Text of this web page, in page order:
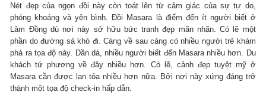
Nét đẹp của ngọn đồi này còn toát lên từ cảm giác của sự tự do,
phóng khoáng và yên bình. Đồi Masara là điểm đến ít người biết ở
Lâm Đồng dù nơi này sở hữu bức tranh đẹp mãn nhãn. Có lẽ một
phần do đường sá khó đi. Càng về sau càng có nhiều người trẻ khám
phá ra tọa độ này. Dần dà, nhiều người biết đến Masara nhiều hơn. Du
khách tứ phương về đây nhiều hơn. Có lẽ, cảnh đẹp tuyệt mỹ ở
Masara cần được lan tỏa nhiều hơn nữa. Bởi nơi này xứng đáng trở
thành một tọa độ check-in hấp dẫn.